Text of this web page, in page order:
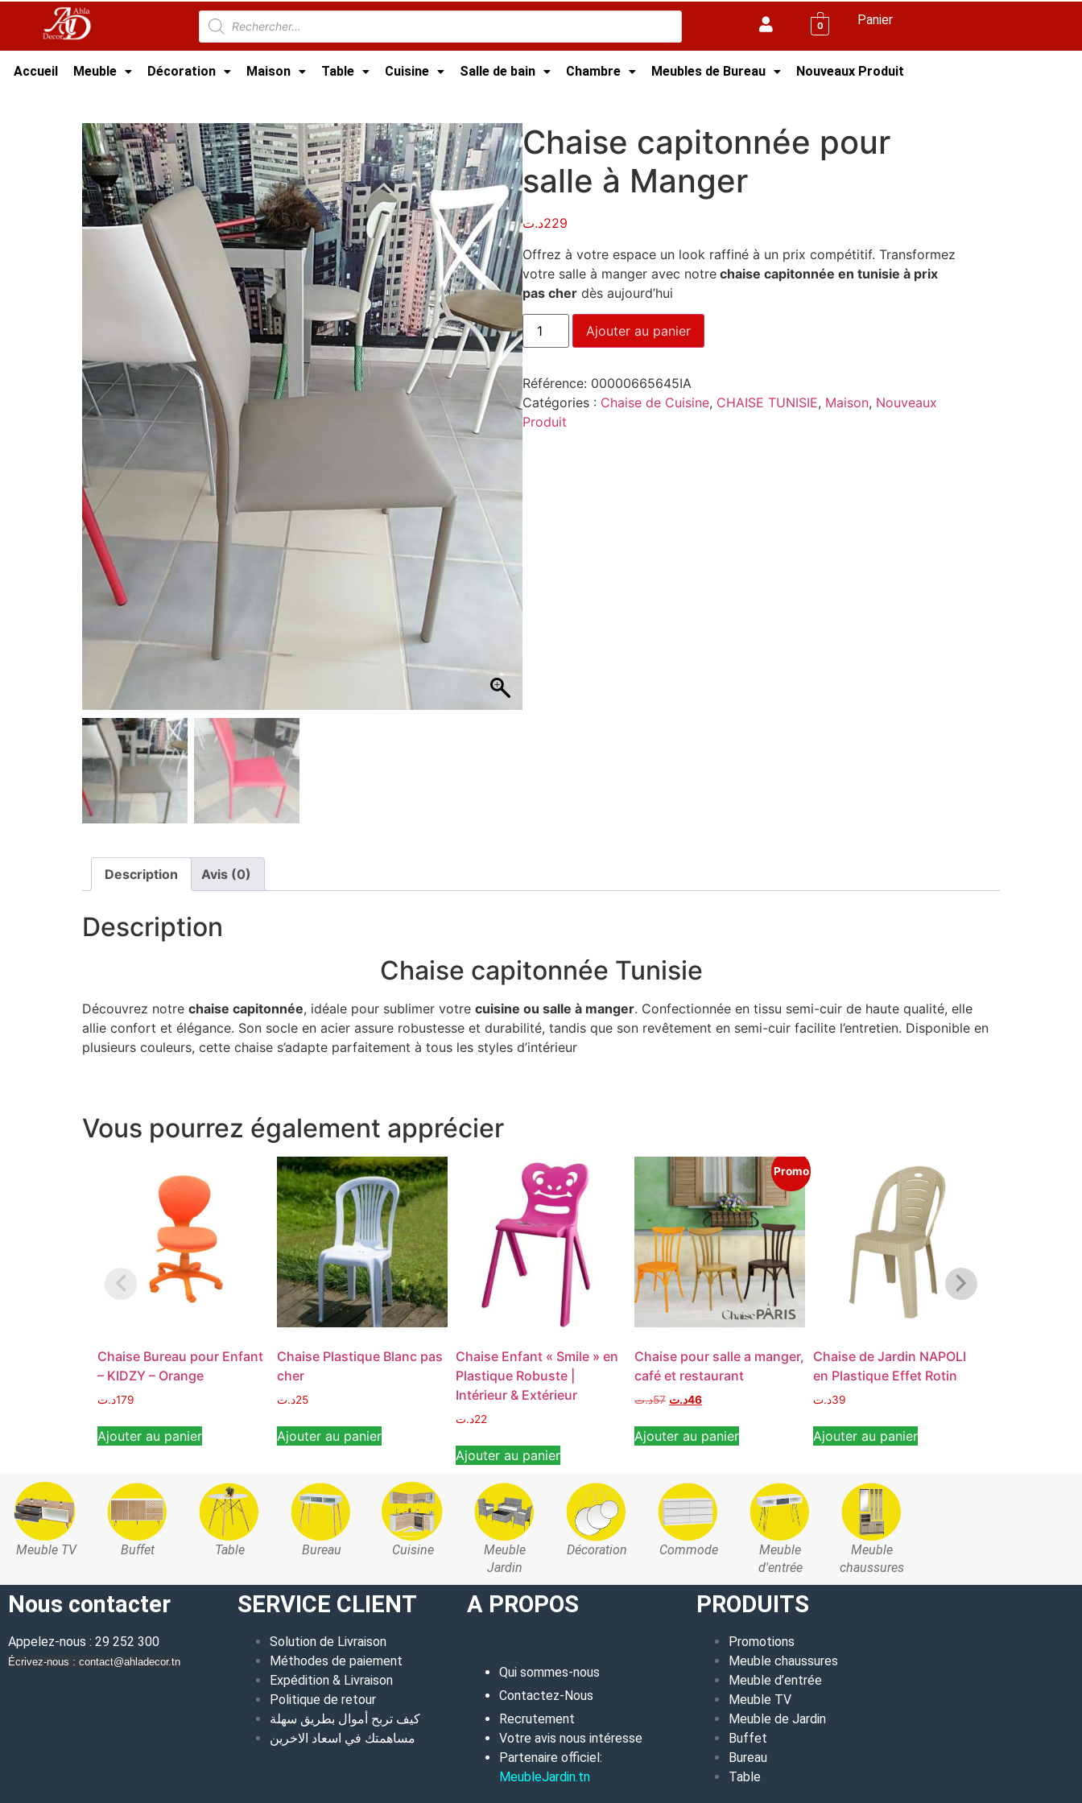
0 Panier
Accueil Meuble Décoration Maison Table Cuisine Salle de bain Chambre Meubles de Bureau Nouveaux Produit
Chaise capitonnée pour
salle à Manger
229د.ت
Offrez à votre espace un look raffiné à un prix compétitif. Transformez
votre salle à manger avec notre chaise capitonnée en tunisie à prix
pas cher dès aujourd’hui
Ajouter au panier
Référence: 00000665645IA
Catégories : Chaise de Cuisine, CHAISE TUNISIE, Maison, Nouveaux
Produit
Description Avis (0)
Description
Chaise capitonnée Tunisie
Découvrez notre chaise capitonnée, idéale pour sublimer votre cuisine ou salle à manger. Confectionnée en tissu semi-cuir de haute qualité, elle
allie confort et élégance. Son socle en acier assure robustesse et durabilité, tandis que son revêtement en semi-cuir facilite l’entretien. Disponible en
plusieurs couleurs, cette chaise s’adapte parfaitement à tous les styles d’intérieur
Vous pourrez également apprécier
Chaise Bureau pour Enfant
– KIDZY – Orange
179د.ت
Ajouter au panier
Chaise Plastique Blanc pas
cher
25د.ت
Ajouter au panier
Chaise Enfant « Smile » en
Plastique Robuste |
Intérieur & Extérieur
22د.ت
Ajouter au panier
Promo
Chaise pour salle a manger,
café et restaurant
57د.ت 46د.ت
Ajouter au panier
Chaise de Jardin NAPOLI
en Plastique Effet Rotin
39د.ت
Ajouter au panier
Meuble TV Buffet Table Bureau Cuisine
Meuble
Jardin
Décoration Commode
Meuble
d'entrée
Meuble
chaussures
Nous contacter
Appelez-nous : 29 252 300
Écrivez-nous : contact@ahladecor.tn
SERVICE CLIENT
Solution de Livraison
Méthodes de paiement
Expédition & Livraison
Politique de retour
كيف تربح أموال بطريق سهلة
مساهمتك في اسعاد الاخرين
A PROPOS
Qui sommes-nous
Contactez-Nous
Recrutement
Votre avis nous intéresse
Partenaire officiel:
MeubleJardin.tn
PRODUITS
Promotions
Meuble chaussures
Meuble d’entrée
Meuble TV
Meuble de Jardin
Buffet
Bureau
Table